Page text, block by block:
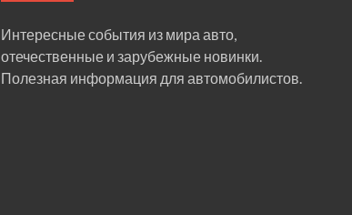
Интересные события из мира авто,
отечественные и зарубежные новинки.
Полезная информация для автомобилистов.